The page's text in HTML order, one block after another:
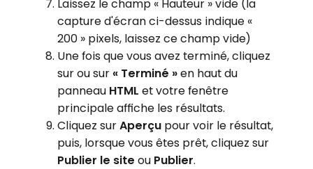
Laissez le champ « Hauteur » vide (la
capture d'écran ci-dessus indique «
200 » pixels, laissez ce champ vide)
Une fois que vous avez terminé, cliquez
sur ou sur « Terminé »en haut du
panneau HTML et votre fenêtre
principale affiche les résultats.
Cliquez surAperçupour voir le résultat,
puis, lorsque vous êtes prêt, cliquez sur
Publier le site ou Publier.